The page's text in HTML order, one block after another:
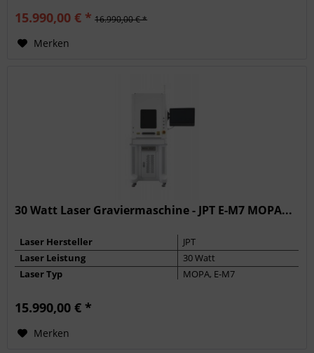
Pulsbreite
15.990,00 € * 16.990,00 € *
Merken
30 Watt Laser Graviermaschine - JPT E-M7 MOPA...
Laser Hersteller
JPT
Laser Leistung
30 Watt
Laser Typ
MOPA, E-M7
Pulsbreite
15.990,00 € *
Merken